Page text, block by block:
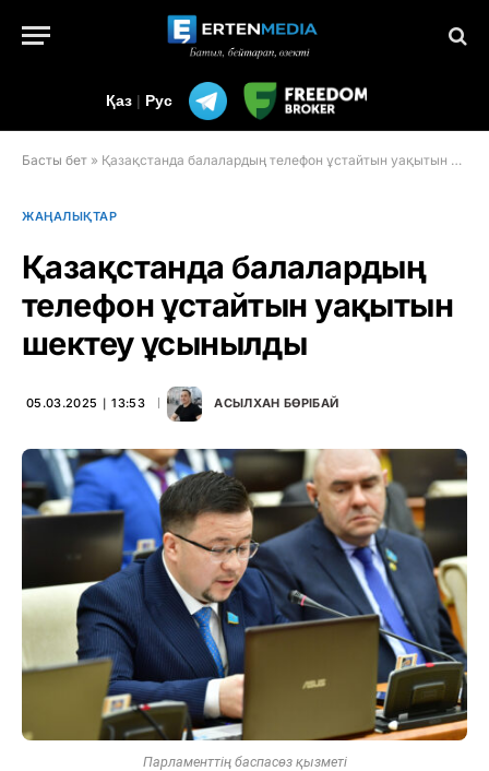
Қаз | Рус
Басты бет » Қазақстанда балалардың телефон ұстайтын уақытын шектеу ұсынылды
ЖАҢАЛЫҚТАР
Қазақстанда балалардың
телефон ұстайтын уақытын
шектеу ұсынылды
05.03.2025 ∣ 13:53 АСЫЛХАН БӨРІБАЙ
Парламенттің баспасөз қызметі